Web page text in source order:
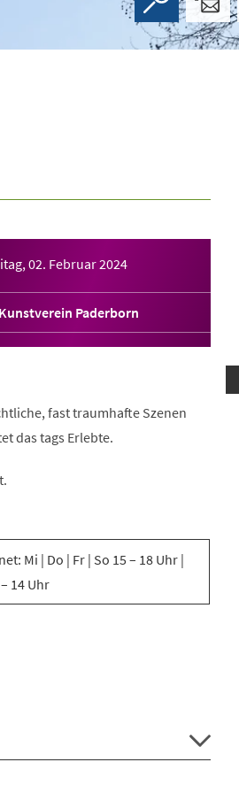
02. Februar 2024
Kunstverein Paderborn
fast traumhafte Szenen
das tags Erlebte.
Mi | Do | Fr | So 15 – 18 Uhr |
14 Uhr